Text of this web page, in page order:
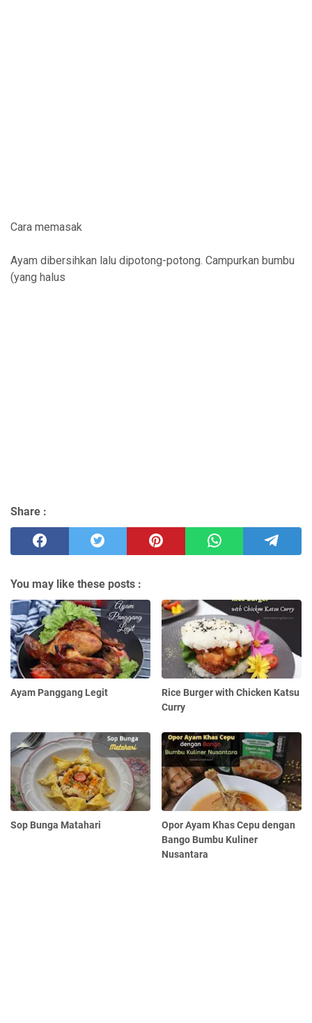
Cara memasak
Ayam dibersihkan lalu dipotong-potong. Campurkan bumbu
(yang halus
Share :
You may like these posts :
Ayam Panggang Legit
Rice Burger with Chicken Katsu
Curry
Sop Bunga Matahari
Opor Ayam Khas Cepu dengan
Bango Bumbu Kuliner
Nusantara